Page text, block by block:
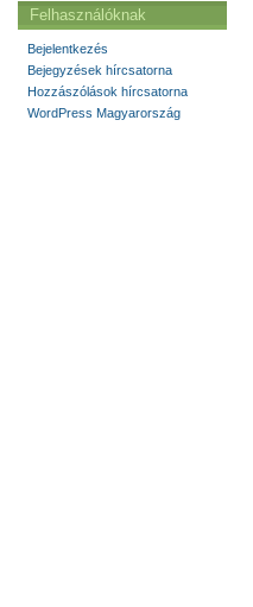
Felhasználóknak
Bejelentkezés
Bejegyzések hírcsatorna
Hozzászólások hírcsatorna
WordPress Magyarország